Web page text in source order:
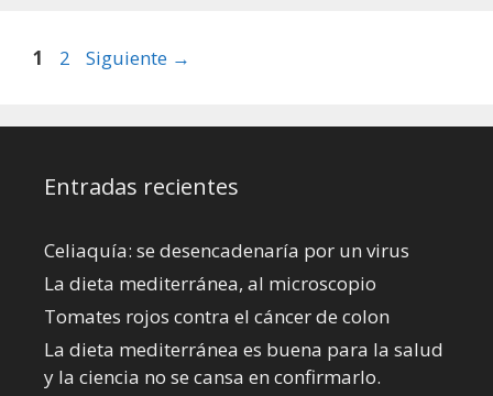
Página
1 Página
2 Siguiente →
Entradas recientes
Celiaquía: se desencadenaría por un virus
La dieta mediterránea, al microscopio
Tomates rojos contra el cáncer de colon
La dieta mediterránea es buena para la salud
y la ciencia no se cansa en confirmarlo.